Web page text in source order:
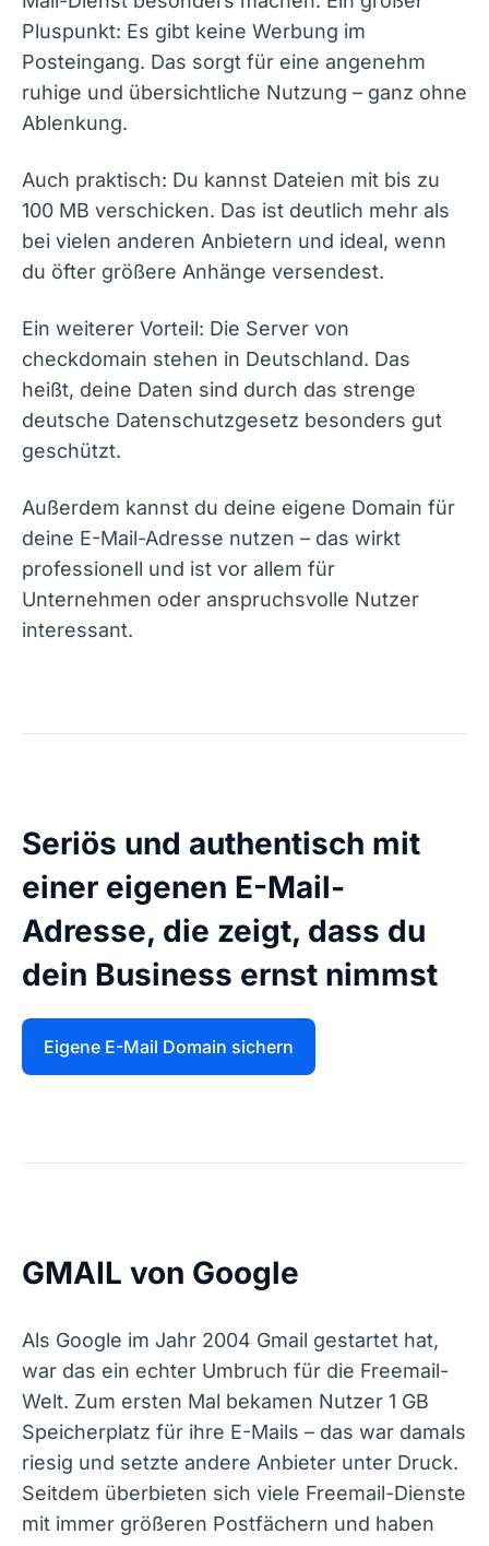
Pluspunkt: Es gibt keine Werbung im
Posteingang. Das sorgt für eine angenehm
ruhige und übersichtliche Nutzung – ganz ohne
Ablenkung.
Auch praktisch: Du kannst Dateien mit bis zu
100 MB verschicken. Das ist deutlich mehr als
bei vielen anderen Anbietern und ideal, wenn
du öfter größere Anhänge versendest.
Ein weiterer Vorteil: Die Server von
checkdomain stehen in Deutschland. Das
heißt, deine Daten sind durch das strenge
deutsche Datenschutzgesetz besonders gut
geschützt.
Außerdem kannst du deine eigene Domain für
deine E-Mail-Adresse nutzen – das wirkt
professionell und ist vor allem für
Unternehmen oder anspruchsvolle Nutzer
interessant.
Seriös und authentisch mit
einer eigenen E-Mail-
Adresse, die zeigt, dass du
dein Business ernst nimmst
Eigene E-Mail Domain sichern
GMAIL von Google
Als Google im Jahr 2004 Gmail gestartet hat,
war das ein echter Umbruch für die Freemail-
Welt. Zum ersten Mal bekamen Nutzer 1 GB
Speicherplatz für ihre E-Mails – das war damals
riesig und setzte andere Anbieter unter Druck.
Seitdem überbieten sich viele Freemail-Dienste
mit immer größeren Postfächern und haben